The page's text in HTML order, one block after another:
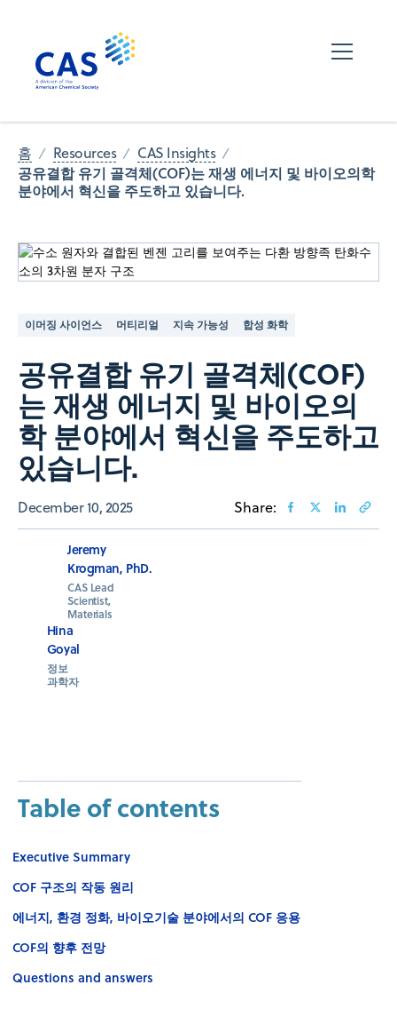
홈 Resources CAS Insights
공유결합 유기 골격체(COF)는 재생 에너지 및 바이오의학
분야에서 혁신을 주도하고 있습니다.
이머징 사이언스 머티리얼 지속 가능성 합성 화학
공유결합 유기 골격체(COF)
는 재생 에너지 및 바이오의
학 분야에서 혁신을 주도하고
있습니다.
December 10, 2025 Share:
Jeremy
Krogman, PhD.
CAS Lead
Scientist,
Materials
Hina
Goyal
정보
과학자
Table of contents
Executive Summary
COF 구조의 작동 원리
에너지, 환경 정화, 바이오기술 분야에서의 COF 응용
COF의 향후 전망
Questions and answers